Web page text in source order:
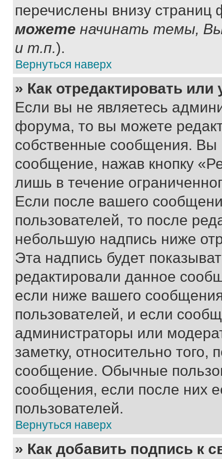
перечислены внизу
можете начинать темы,
и т.п.).
Вернуться наверх
» Как отредактировать
Если вы не являетесь
форума, то вы можете
собственные сообщения. Вы
сообщение, нажав кнопку
лишь в течение
Если после вашего
пользователей, то после
небольшую надпись ниже
Эта надпись будет
редактировали данное
если ниже вашего
пользователей, и если
администраторы или
заметку, относительно
сообщение. Обычные
сообщения, если после них
пользователей.
Вернуться наверх
» Как добавить подпись к